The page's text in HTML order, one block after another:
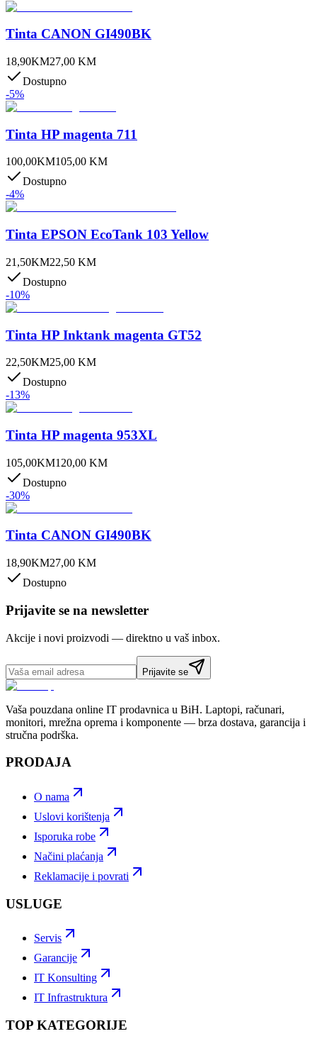
Tinta CANON GI490BK
18,90KM27,00 KM
Dostupno
-5%
Tinta HP magenta 711
100,00KM105,00 KM
Dostupno
-4%
Tinta EPSON EcoTank 103 Yellow
21,50KM22,50 KM
Dostupno
-10%
Tinta HP Inktank magenta GT52
22,50KM25,00 KM
Dostupno
-13%
Tinta HP magenta 953XL
105,00KM120,00 KM
Dostupno
-30%
Tinta CANON GI490BK
18,90KM27,00 KM
Dostupno
Prijavite se na newsletter
Akcije i novi proizvodi — direktno u vaš inbox.
Prijavite se
Vaša pouzdana online IT prodavnica u BiH. Laptopi, računari,
monitori, mrežna oprema i komponente — brza dostava, garancija i
stručna podrška.
PRODAJA
O nama
Uslovi korištenja
Isporuka robe
Načini plaćanja
Reklamacije i povrati
USLUGE
Servis
Garancije
IT Konsulting
IT Infrastruktura
TOP KATEGORIJE